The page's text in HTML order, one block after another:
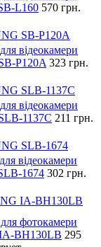
L160 570 грн.
SB-P120A
відеокамери
P120A 323 грн.
SLB-1137C
відеокамери
1137C 211 грн.
SLB-1674
відеокамери
1674 302 грн.
IA-BH130LB
фотокамери
BH130LB 295